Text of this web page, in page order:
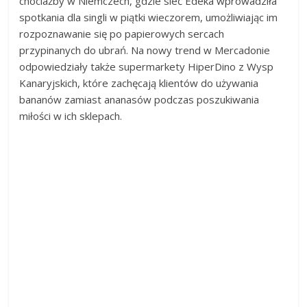
spotkania dla singli w piątki wieczorem, umożliwiając im
rozpoznawanie się po papierowych sercach
przypinanych do ubrań. Na nowy trend w Mercadonie
odpowiedziały także supermarkety HiperDino z Wysp
Kanaryjskich, które zachęcają klientów do używania
bananów zamiast ananasów podczas poszukiwania
miłości w ich sklepach.